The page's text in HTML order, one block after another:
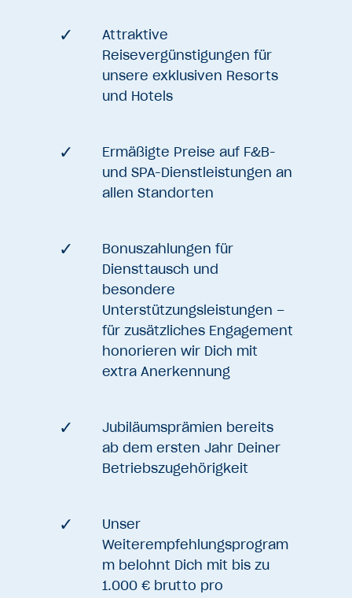
Attraktive
Reisevergünstigungen für
unsere exklusiven Resorts
und Hotels
Ermäßigte Preise auf F&B-
und SPA-Dienstleistungen an
allen Standorten
Bonuszahlungen für
Diensttausch und
besondere
Unterstützungsleistungen –
für zusätzliches Engagement
honorieren wir Dich mit
extra Anerkennung
Jubiläumsprämien bereits
ab dem ersten Jahr Deiner
Betriebszugehörigkeit
Unser
Weiterempfehlungsprogram
m belohnt Dich mit bis zu
1.000 € brutto pro